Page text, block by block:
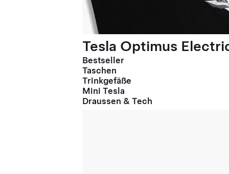
Tesla Optimus
Bestseller
Taschen
Trinkgefäße
Mini Tesla
Draussen & Tech